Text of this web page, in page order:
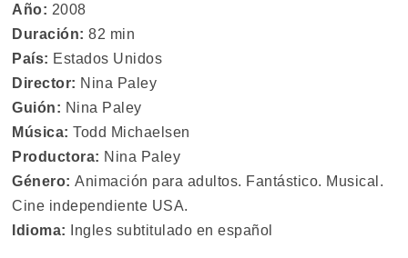
Año: 2008
Duración: 82 min
País: Estados Unidos
Director: Nina Paley
Guión: Nina Paley
Música:Todd Michaelsen
Productora: Nina Paley
Género:Animación para adultos. Fantástico. Musical.
Cine independiente USA.
Idioma:
Ingles subtitulado en español